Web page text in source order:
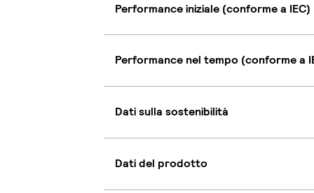
Performance iniziale (conforme a IEC)
Performance nel tempo (conforme a
Dati sulla sostenibilità
Dati del prodotto